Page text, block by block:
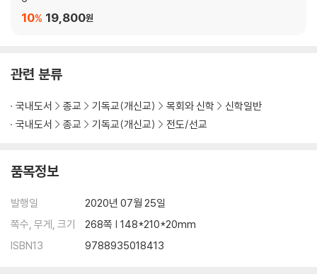
19,800원
10%
관련 분류
국내도서 종교 기독교(개신교) 목회와 신학
신학일반
국내도서
종교 기독교(개신교) 전도/선교
품목정보
발행일
2020년 07월 25일
쪽수, 무게, 크기
268쪽 | 148*210*20mm
ISBN13
9788935018413